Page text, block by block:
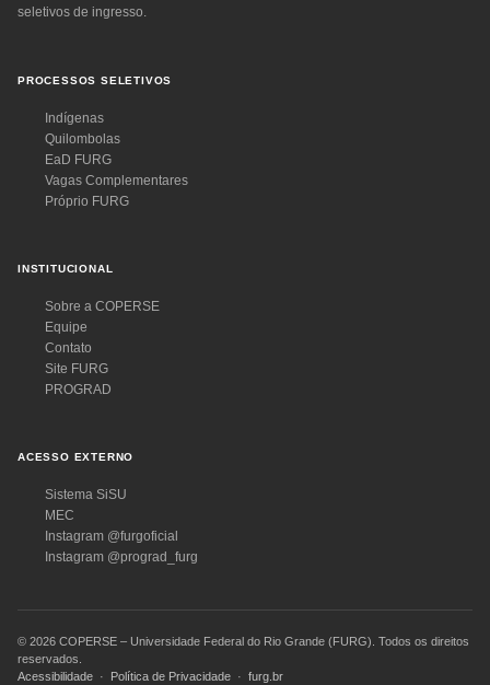
seletivos de ingresso.
PROCESSOS SELETIVOS
Indígenas
Quilombolas
EaD FURG
Vagas Complementares
Próprio FURG
INSTITUCIONAL
Sobre a COPERSE
Equipe
Contato
Site FURG
PROGRAD
ACESSO EXTERNO
Sistema SiSU
MEC
Instagram @furgoficial
Instagram @prograd_furg
© 2026 COPERSE – Universidade Federal do Rio Grande (FURG). Todos os direitos
reservados.
Acessibilidade · Política de Privacidade · furg.br